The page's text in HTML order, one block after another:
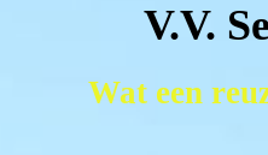
V.V.
Wat een